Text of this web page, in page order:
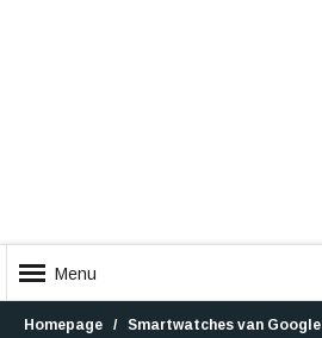
Menu
Homepage Smartwatches van Google